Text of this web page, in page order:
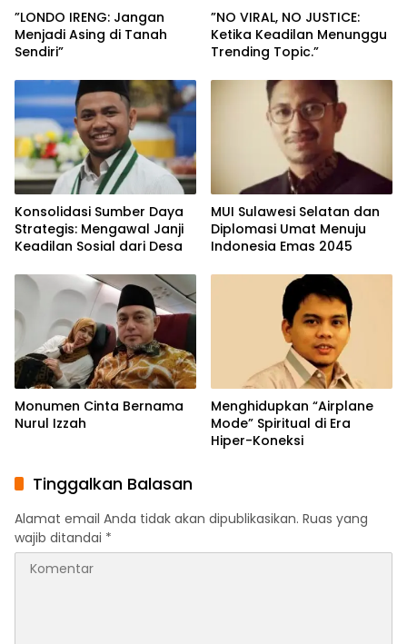
”LONDO IRENG: Jangan
Menjadi Asing di Tanah
Sendiri”
”NO VIRAL, NO JUSTICE:
Ketika Keadilan Menunggu
Trending Topic.”
Konsolidasi Sumber Daya
Strategis: Mengawal Janji
Keadilan Sosial dari Desa
MUI Sulawesi Selatan dan
Diplomasi Umat Menuju
Indonesia Emas 2045
Monumen Cinta Bernama
Nurul Izzah
Menghidupkan “Airplane
Mode” Spiritual di Era
Hiper-Koneksi
Tinggalkan Balasan
Alamat email Anda tidak akan dipublikasikan. Ruas yang
wajib ditandai *